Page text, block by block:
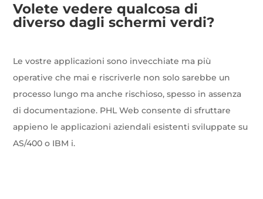
Volete vedere qualcosa di
diverso dagli schermi verdi?
Le vostre applicazioni sono invecchiate ma più
operative che mai e riscriverle non solo sarebbe un
processo lungo ma anche rischioso, spesso in assenza
di documentazione. PHL Web consente di sfruttare
appieno le applicazioni aziendali esistenti sviluppate su
AS/400 o IBM i.